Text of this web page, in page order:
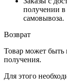
получении
самовывоза.
Возврат
Товар может быть
получения.
Для этого